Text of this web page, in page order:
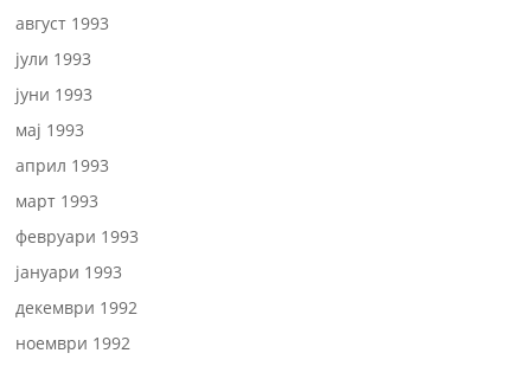
август 1993
јули 1993
јуни 1993
мај 1993
април 1993
март 1993
февруари 1993
јануари 1993
декември 1992
ноември 1992